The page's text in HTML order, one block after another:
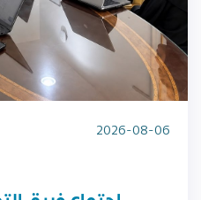
2026-08-06